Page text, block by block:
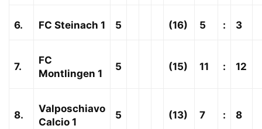
6. FC Steinach 1 5 (16) 5 : 3
7.
FC
Montlingen 1
5 (15) 11 : 12
8.
Valposchiavo
Calcio 1
5 (13) 7 : 8